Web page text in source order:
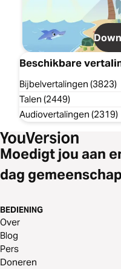
Beschikbare
Bijbelvertalingen (3823)
Talen (2449)
Audiovertalingen (2319)
Moedigt jou aan
dag
BEDIENING
Over
Blog
Pers
Doneren